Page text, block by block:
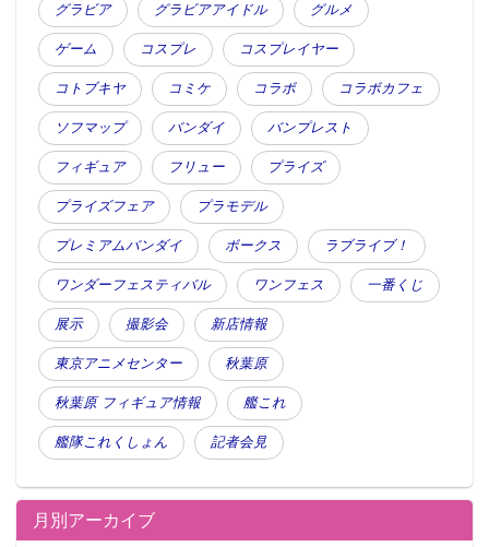
グラビア グラビアアイドル グルメ
ゲーム コスプレ コスプレイヤー
コトブキヤ コミケ コラボ コラボカフェ
ソフマップ バンダイ バンプレスト
フィギュア フリュー プライズ
プライズフェア プラモデル
プレミアムバンダイ ボークス ラブライブ！
ワンダーフェスティバル ワンフェス 一番くじ
展示 撮影会 新店情報
東京アニメセンター 秋葉原
秋葉原 フィギュア情報 艦これ
艦隊これくしょん 記者会見
月別アーカイブ